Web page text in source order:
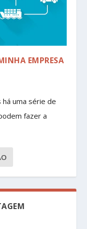
EMPRESA
uma série de
fazer a